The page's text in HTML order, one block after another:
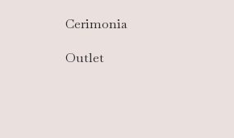
Cerimonia
Outlet